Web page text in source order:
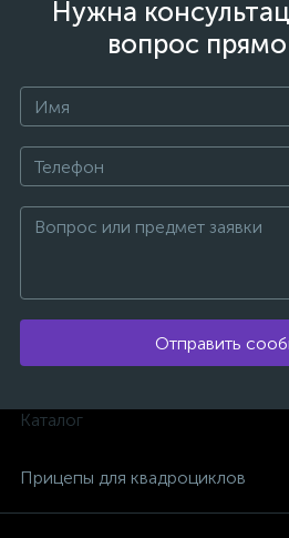
Нужна
вопрос
Отправить
Каталог
Прицепы для квадроциклов